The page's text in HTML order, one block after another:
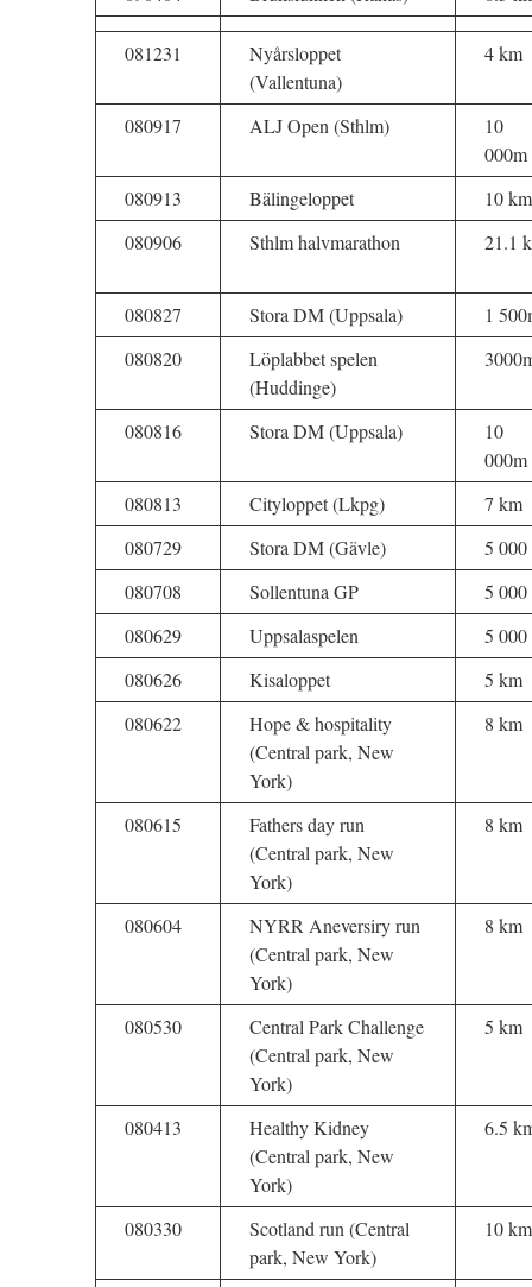
081231
Nyårsloppet
(Vallentuna)
4 km
080917 ALJ Open (Sthlm)
10
000m
080913
Bälingeloppet
10 km
080906
Sthlm halvmarathon 21.1
080827 Stora DM (Uppsala)
1
080820
Löplabbet spelen
(Huddinge)
080816 Stora DM (Uppsala)
10
000m
080813
Cityloppet (Lkpg)
7 km
080729
Stora DM (Gävle)
5 000
080708
Sollentuna GP
5 000
080629
Uppsalaspelen
5 000
080626
Kisaloppet
5 km
080622
Hope & hospitality
(Central park, New
York)
8 km
080615
Fathers day run
(Central park, New
York)
8 km
080604
NYRR Aneversiry run
(Central park, New
York)
8 km
080530
Central Park Challenge
(Central park, New
York)
5 km
080413
Healthy Kidney
(Central park, New
York)
6.5
080330
Scotland run (Central
park, New York)
10 km